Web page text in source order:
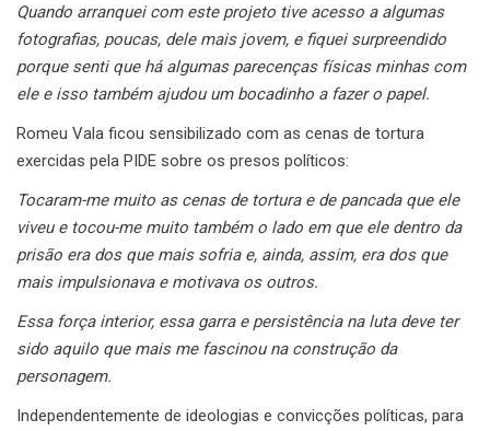
Quando arranquei com este projeto tive acesso a algumas
fotografias, poucas, dele mais jovem, e fiquei surpreendido
porque senti que há algumas parecenças físicas minhas com
ele e isso também ajudou um bocadinho a fazer o papel.
Romeu Vala ficou sensibilizado com as cenas de tortura
exercidas pela PIDE sobre os presos políticos:
Tocaram-me muito as cenas de tortura e de pancada que ele
viveu e tocou-me muito também o lado em que ele dentro da
prisão era dos que mais sofria e, ainda, assim, era dos que
mais impulsionava e motivava os outros.
Essa força interior, essa garra e persistência na luta deve ter
sido aquilo que mais me fascinou na construção da
personagem.
Independentemente de ideologias e convicções políticas, para